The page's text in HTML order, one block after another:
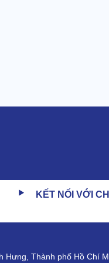
KẾT NỐI VỚI
Hưng, Thành phố Hồ Chí